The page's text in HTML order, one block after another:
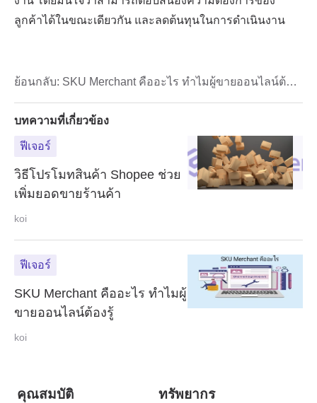
ย้อนกลับ: SKU Merchant คืออะไร ทำไมผู้ขายออนไลน์ต้อง
บทความที่เกี่ยวข้อง
ฟีเจอร์
วิธีโปรโมทสินค้า Shopee ช่วย
เพิ่มยอดขายร้านค้า
koi
ฟีเจอร์
SKU Merchant คืออะไร ทำไมผู้
ขายออนไลน์ต้องรู้
koi
คุณสมบัติ ทรัพยากร